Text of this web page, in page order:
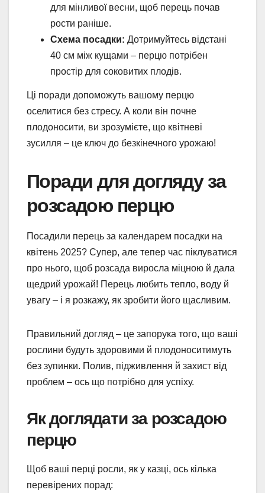
для мінливої весни, щоб перець почав
рости раніше.
Схема посадки: Дотримуйтесь відстані
40 см між кущами – перцю потрібен
простір для соковитих плодів.
Ці поради допоможуть вашому перцю
оселитися без стресу. А коли він почне
плодоносити, ви зрозумієте, що квітневі
зусилля – це ключ до безкінечного урожаю!
Поради для догляду за
розсадою перцю
Посадили перець за календарем посадки на
квітень 2025? Супер, але тепер час піклуватися
про нього, щоб розсада виросла міцною й дала
щедрий урожай! Перець любить тепло, воду й
увагу – і я розкажу, як зробити його щасливим.
Правильний догляд – це запорука того, що ваші
рослини будуть здоровими й плодоноситимуть
без зупинки. Полив, підживлення й захист від
проблем – ось що потрібно для успіху.
Як доглядати за розсадою
перцю
Щоб ваші перці росли, як у казці, ось кілька
перевірених порад: